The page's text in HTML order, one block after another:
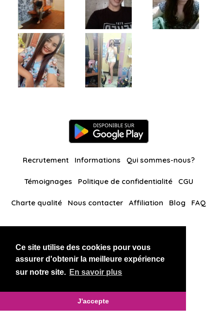
Ce site utilise des cookies pour vous
assurer d'obtenir la meilleure expérience
sur notre site. En savoir plus
J'accepte
Recrutement Informations Qui sommes-nous?
Témoignages Politique de confidentialité CGU
Charte qualité Nous contacter Affiliation Blog FAQ
BlackAndBeauties RussianKisses